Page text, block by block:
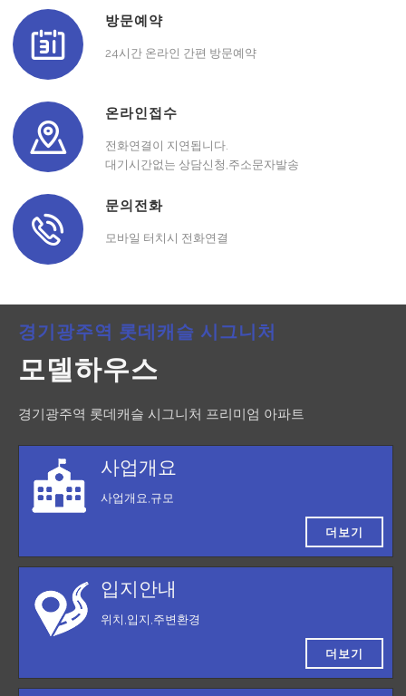
방문예약
24시간 온라인 간편 방문예약
온라인접수
전화연결이 지연됩니다.
대기시간없는 상담신청,주소문자발송
문의전화
모바일 터치시 전화연결
경기광주역 롯데캐슬 시그니처
모델하우스
경기광주역 롯데캐슬 시그니처 프리미엄 아파트
사업개요
사업개요,규모
더보기
입지안내
위치,입지,주변환경
더보기